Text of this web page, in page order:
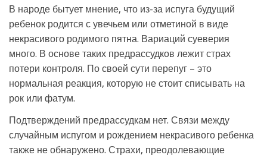
В народе бытует мнение, что из-за испуга будущий
ребенок родится с увечьем или отметиной в виде
некрасивого родимого пятна. Вариаций суеверия
много. В основе таких предрассудков лежит страх
потери контроля. По своей сути перепуг – это
нормальная реакция, которую не стоит списывать на
рок или фатум.
Подтверждений предрассудкам нет. Связи между
случайным испугом и рождением некрасивого ребенка
также не обнаружено. Страхи, преодолевающие